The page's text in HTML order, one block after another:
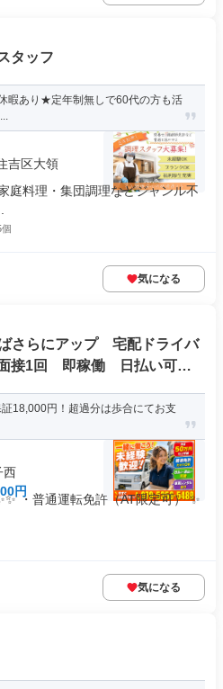
タッフ
暇あり★定年制無しで60代の方も活
吉区大領
庭料理・集団調理などジャンル不
気になる
さらにアップ 宅配ドライバ
接1回 即稼働 日払い可
18,000円！超過分は歩合にてお支
西
円
・普通運転免許（AT限定可） ✨
気になる